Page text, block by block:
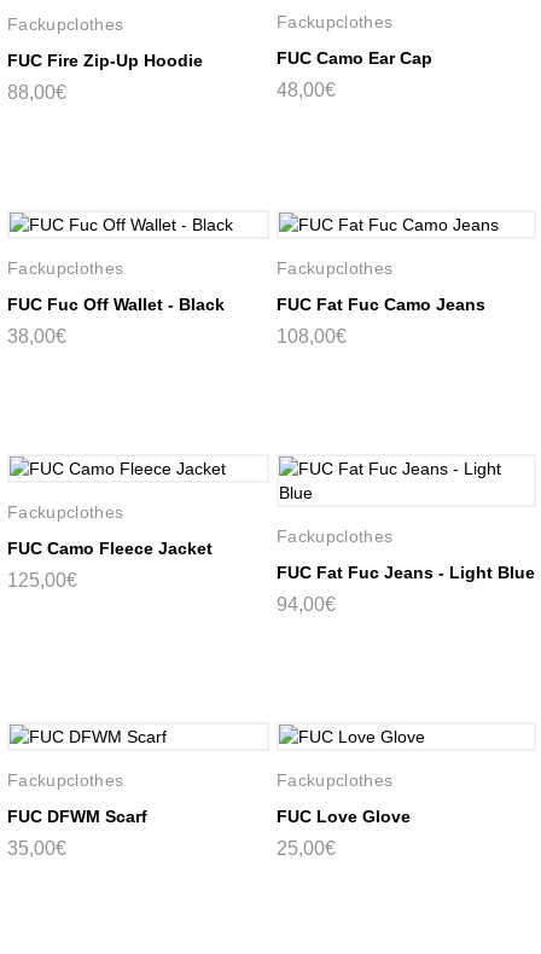
Fackupclothes
FUC Fire Zip-Up Hoodie
88,00€
Fackupclothes
FUC Camo Ear Cap
48,00€
Fackupclothes
FUC Fuc Off Wallet - Black
38,00€
Fackupclothes
FUC Fat Fuc Camo Jeans
108,00€
Fackupclothes
FUC Camo Fleece Jacket
125,00€
Fackupclothes
FUC Fat Fuc Jeans - Light Blue
94,00€
Fackupclothes
FUC DFWM Scarf
35,00€
Fackupclothes
FUC Love Glove
25,00€